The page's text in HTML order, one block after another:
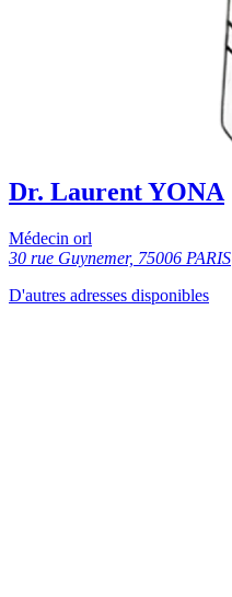
Dr. Laurent YONA
Médecin orl
30 rue Guynemer, 75006 PARIS
D'autres adresses disponibles